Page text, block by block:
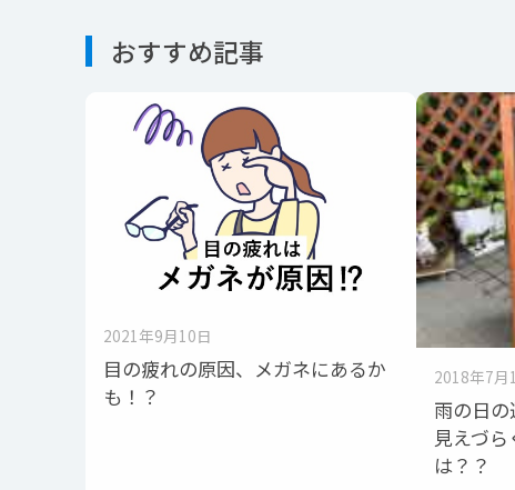
おすすめ記事
2021年9月10日
目の疲れの原因、メガネにあるか
も！？
2018年7月
雨の日
見えづ
は？？